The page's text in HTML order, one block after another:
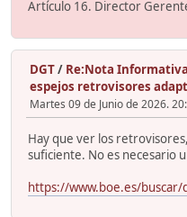
Artículo 16. Director
DGT/ Re:Nota
espejos retrovisores
Martes 09 de Junio de 2026.
Hay que ver los
suficiente. No es necesario
https://www.boe.es/buscar/